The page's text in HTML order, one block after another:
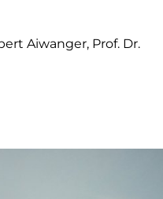
Aiwanger, Prof. Dr.